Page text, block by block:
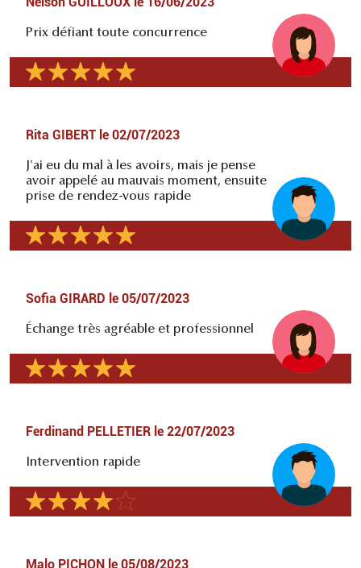
Prix défiant toute concurrence
Rita GIBERT le 02/07/2023
J'ai eu du mal à les avoirs, mais je pense
avoir appelé au mauvais moment, ensuite
prise de rendez-vous rapide
Sofia GIRARD le 05/07/2023
Échange très agréable et professionnel
Ferdinand PELLETIER le 22/07/2023
Intervention rapide
Malo PICHON le 05/08/2023